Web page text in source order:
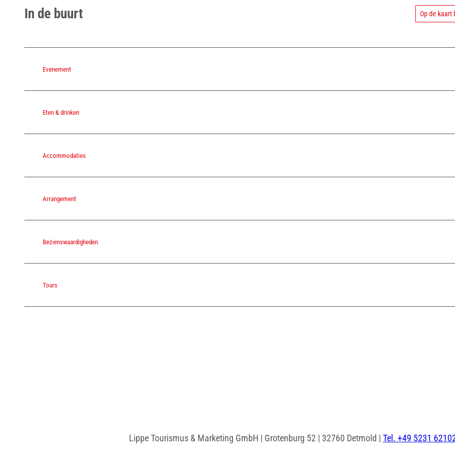
In de buurt Op de kaart
Evenement
Eten & drinken
Accommodaties
Arrangement
Bezienswaardigheden
Tours
Lippe Tourismus & Marketing GmbH | Grotenburg 52 | 32760 Detmold | Tel. +49 5231